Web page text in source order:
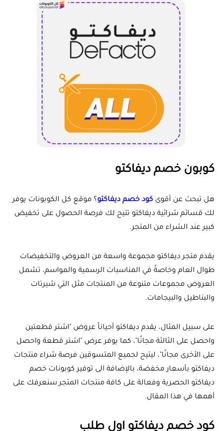
كوبون خصم ديفاكتو
هل تبحث عن أقوى كود خصم ديفاكتو؟ موقع كل الكوبونات يوفر
لك قسائم شرائية ديفاكتو تتيح لك فرصة الحصول على تخفيض
كبير عند الشراء من المتجر.
يقدم متجر ديفاكتو مجموعة واسعة من العروض والتخفيضات
طوال العام وخاصةً في المناسبات الرسمية والمواسم، تشمل
العروض مجموعات متنوعة من المنتجات مثل التي شيرتات
والبناطيل والبيجامات.
على سبيل المثال، يقدم ديفاكتو أحياناً عروض "اشتر قطعتين
واحصل على الثالثة مجانًا"، كما يوفر عرض "اشتر قطعة واحصل
على الأخرى مجانًا"، ليتيح لجميع المتسوقين فرصة شراء منتجات
ديفاكتو بأسعار مخفضة، بالإضافة الى توفير كوبونات خصم
ديفاكتو الحصرية وفعالة على كافة منتجات المتجر سنعرفك على
أهمها في هذا المقال.
كود خصم ديفاكتو اول طلب